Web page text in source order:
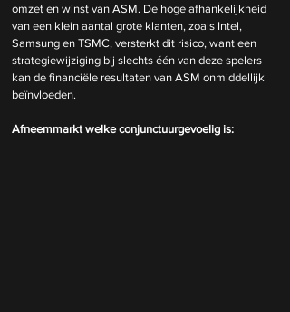
omzet en winst van ASM. De hoge afhankelijkheid
van een klein aantal grote klanten, zoals Intel,
Samsung en TSMC, versterkt dit risico, want een
strategiewijziging bij slechts één van deze spelers
kan de financiële resultaten van ASM onmiddellijk
beïnvloeden.
Afneemmarkt welke conjunctuurgevoelig is: